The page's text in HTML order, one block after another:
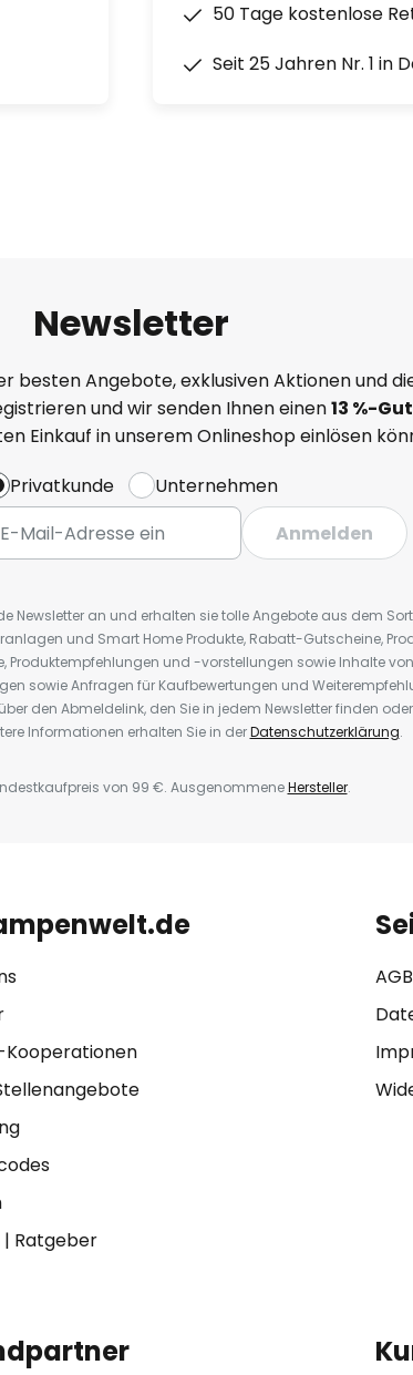
50 Tage kostenlose
Seit 25 Jahren Nr. 1 in
Newsletter
besten Angebote, exklusiven Aktionen und
und wir senden Ihnen einen13 %-
Einkauf in unserem Onlineshop einlösen
Privatkunde
Unternehmen
Anmelden
Newsletter an und erhalten sie tolle Angebote aus dem
und Smart Home Produkte, Rabatt-Gutscheine,
Produktempfehlungen und -vorstellungen sowie Inhalte
sowie Anfragen für Kaufbewertungen und
den Abmeldelink, den Sie in jedem Newsletter finden
Informationen erhalten Sie in derDatenschutzerklärung.
von 99 €. AusgenommeneHersteller.
| Ratgeber
AGB